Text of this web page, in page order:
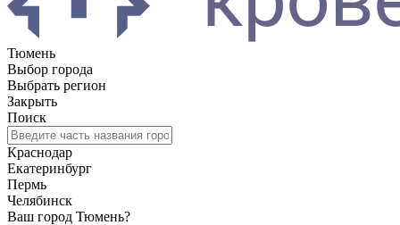
Тюмень
Выбор города
Выбрать регион
Закрыть
Поиск
Краснодар
Екатеринбург
Пермь
Челябинск
Ваш город Тюмень?